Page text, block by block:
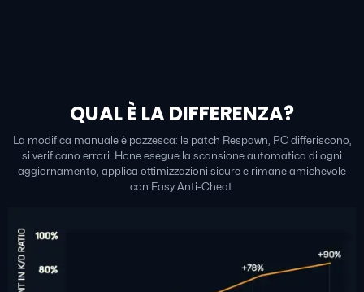
QUAL È LA DIFFERENZA?
La modifica manuale è pazzesca: le patch Respawn, PC differiscono,
si verificano errori. Hone esegue la scansione automatica di ogni
aggiornamento, applica ottimizzazioni sicure e rimane amichevole
con Easy Anti-Cheat.